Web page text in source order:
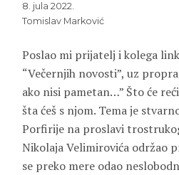
8. jula 2022.
Tomislav Marković
Poslao mi prijatelj i kolega
“Večernjih novosti”, uz
ako nisi pametan…” Što će
šta ćeš s njom. Tema je
Porfirije na proslavi
Nikolaja Velimirovića održao
se preko mere odao